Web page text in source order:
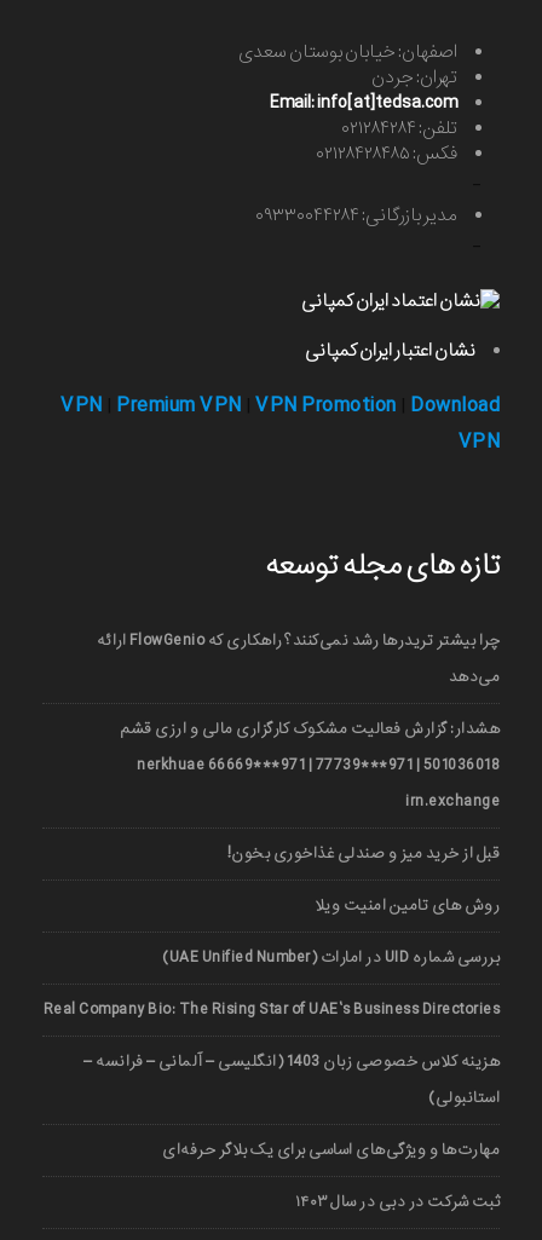
اصفهان: خیابان بوستان سعدی
تهران: جردن
Email: info[at]tedsa.com
تلفن: ۰۲۱۲۸۴۲۸۴
فکس: ۰۲۱۲۸۴۲۸۴۸۵
مدیر بازرگانی: ۰۹۳۳۰۰۴۴۲۸۴
نشان اعتبار ایران کمپانی
VPN Premium VPN VPN Promotion Download
VPN
تازه های مجله توسعه
چرا بیشتر تریدرها رشد نمی‌کنند؟ راهکاری که FlowGenio ارائه
می‌دهد
هشدار: گزارش فعالیت مشکوک کارگزاری مالی و ارزی قشم
501036018 | 971***77739 | 971***66669 nerkhuae
irn.exchange
قبل از خرید میز و صندلی غذاخوری بخون!
روش های تامین امنیت ویلا
بررسی شماره UID در امارات (UAE Unified Number)
Real Company Bio: The Rising Star of UAE’s Business Directories
هزینه کلاس خصوصی زبان 1403 (انگلیسی – آلمانی – فرانسه –
استانبولی)
مهارت‌ها و ویژگی‌های اساسی برای یک بلاگر حرفه‌ای
ثبت شرکت در دبی در سال ۱۴۰۳